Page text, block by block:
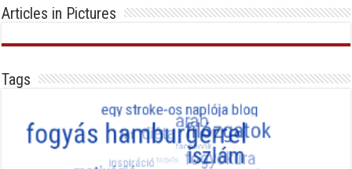
Articles in Pictures
Tags